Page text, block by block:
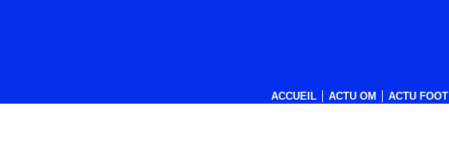
ACCUEIL ACTU OM ACTU FOOT